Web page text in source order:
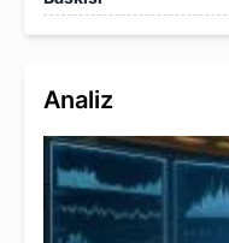
Analiz